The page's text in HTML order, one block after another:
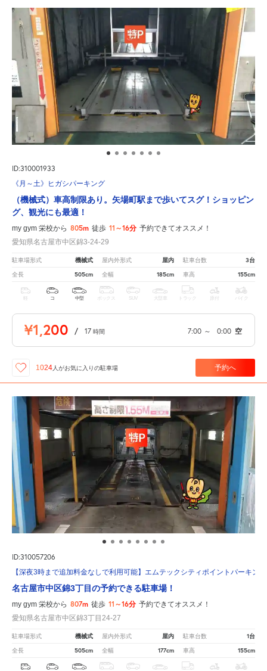
ID:310001933
《月～土》ヒガシパーキング
（機械式）車高制限あり。矢場町駅まで歩いてスグ！ショッピン
グ、観光にも最適！
my gym 栄校から 805m 徒歩 11～16分 予約できてオススメ！
愛知県名古屋市中区錦3-24-29
駐車場形式 機械式 屋内外形式 屋内 駐車台数 3台
全長 505cm 全幅 185cm 車高 155cm
軽 コ 中型 ボックス SUV 大型車 トラック 原付 バイク
¥1,200 / 17 時間 7:00 ～ 0:00 空
1024 人がお気に入りの駐車場 予約へ
ID:310057206
【深夜3時まで追加料金なしで利用可能】エムテックシティポイントパーキング
名古屋市中区錦3丁目の予約できる駐車場！
my gym 栄校から 807m 徒歩 11～16分 予約できてオススメ！
愛知県名古屋市中区錦3丁目24-27
駐車場形式 機械式 屋内外形式 屋内 駐車台数 1台
全長 505cm 全幅 177cm 車高 155cm